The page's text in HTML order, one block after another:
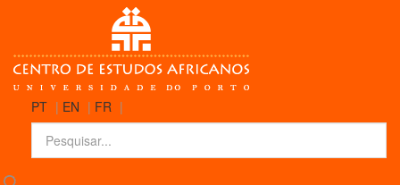
PT | EN | FR |